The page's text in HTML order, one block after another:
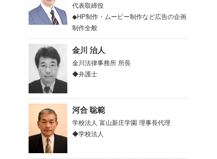
代表取締役
◆HP制作・ムービー制作など広告の企画
制作全般
金川 治人
金川法律事務所 所長
◆弁護士
河合 聡範
学校法人 富山新庄学園 理事長代理
◆学校法人